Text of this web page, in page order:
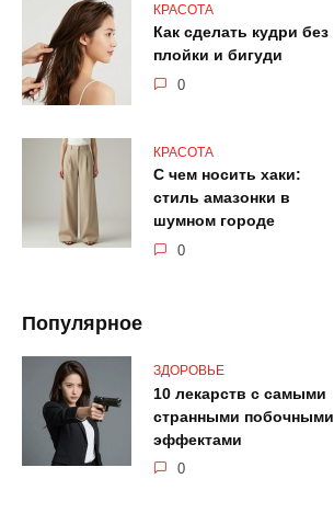
КРАСОТА
Как сделать кудри без
плойки и бигуди
0
КРАСОТА
С чем носить хаки:
стиль амазонки в
шумном городе
0
Популярное
ЗДОРОВЬЕ
10 лекарств с самыми
странными побочными
эффектами
0